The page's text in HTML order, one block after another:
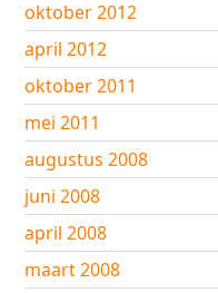
oktober 2012
april 2012
oktober 2011
mei 2011
augustus 2008
juni 2008
april 2008
maart 2008